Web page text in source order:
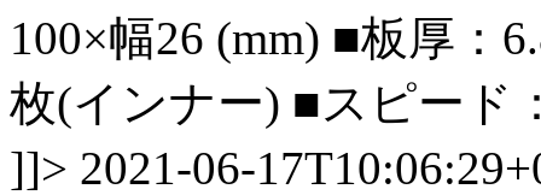
100×幅26 (mm) ■板厚：
枚(インナー) ■スピード
]]> 2021-06-